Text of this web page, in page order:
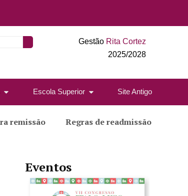
Gestão Rita Cortez
2025/2028
Escola Superior Site Antigo
remissão Regras de readmissão
Eventos